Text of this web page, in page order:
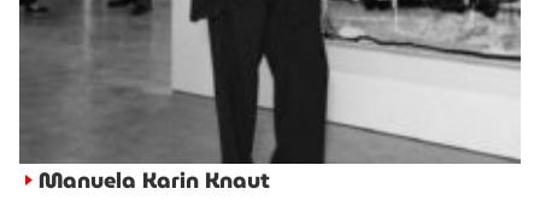
► Manuela Karin Knaut